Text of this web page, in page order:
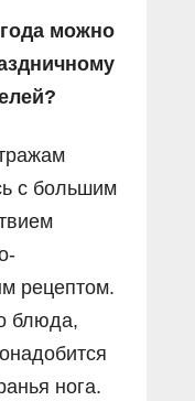
можно
с большим
рецептом.
блюда,
нога.